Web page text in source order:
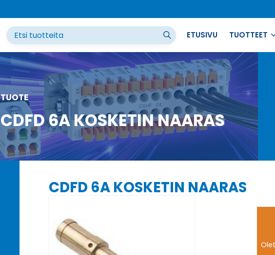
ETUSIVU TUOTTEET
TUOTE
CDFD 6A KOSKETIN NAARAS
CDFD 6A KOSKETIN NAARAS